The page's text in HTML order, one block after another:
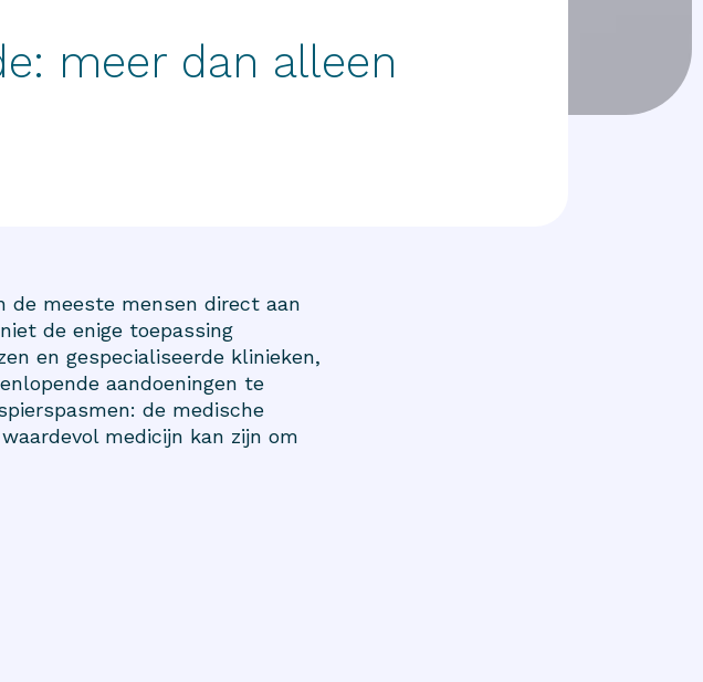
meer dan alleen
de meeste mensen direct aan
de enige toepassing
en gespecialiseerde klinieken,
aandoeningen te
de medische
medicijn kan zijn om